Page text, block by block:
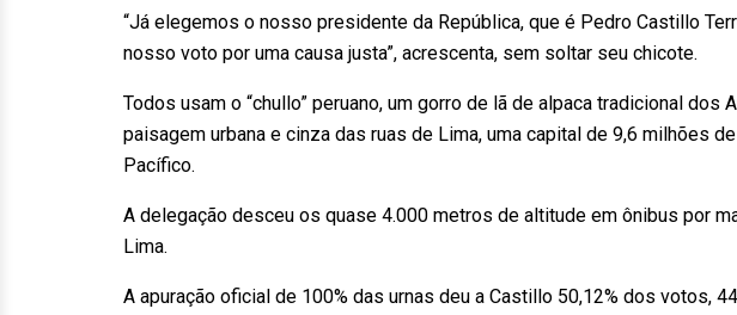
“Já elegemos o nosso presidente da República, que é Pedro Castillo
nosso voto por uma causa justa”, acrescenta, sem soltar seu chicote.
Todos usam o “chullo” peruano, um gorro de lã de alpaca tradicional dos
paisagem urbana e cinza das ruas de Lima, uma capital de 9,6 milhões
Pacífico.
A delegação desceu os quase 4.000 metros de altitude em ônibus por
Lima.
A apuração oficial de 100% das urnas deu a Castillo 50,12% dos votos,